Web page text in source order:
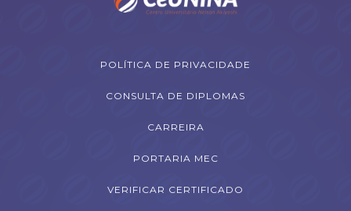
POLÍTICA DE PRIVACIDADE
CONSULTA DE DIPLOMAS
CARREIRA
PORTARIA MEC
VERIFICAR CERTIFICADO